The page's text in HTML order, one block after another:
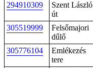
294910309
Szent László
út
305519999
Felsőmajori
dűlő
305776104
Emlékezés
tere